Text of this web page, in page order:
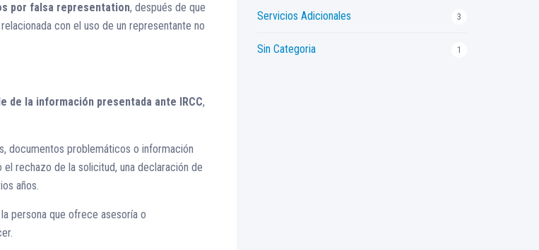
por falsa representation, después de que
con el uso de un representante no
de la información presentada ante IRCC,
documentos problemáticos o información
rechazo de la solicitud, una declaración de
años.
persona que ofrece asesoría o
Servicios Adicionales 3
Sin Categoria 1